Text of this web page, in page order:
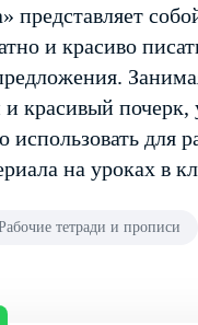
представляет
и красиво
красивый почерк,
для
на уроках в
тетради и прописи